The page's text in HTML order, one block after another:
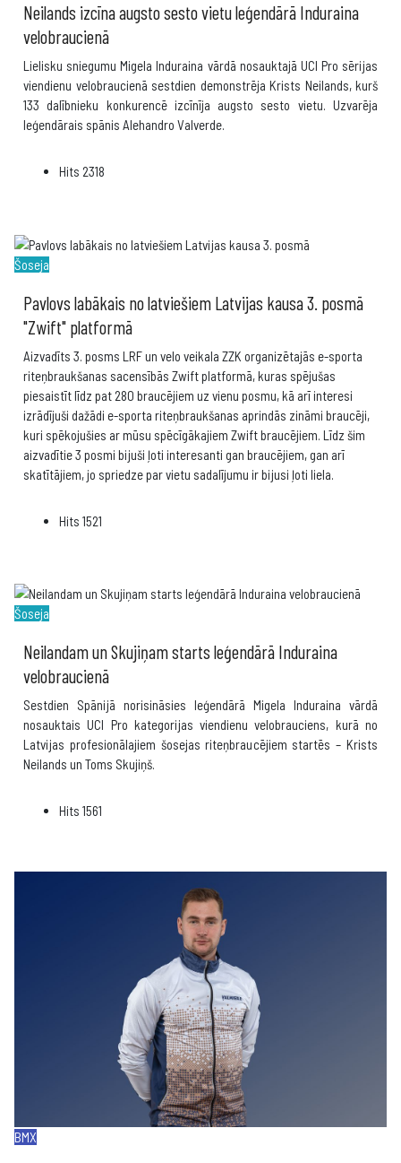
Neilands izcīna augsto sesto vietu leģendārā Induraina
velobraucienā
Lielisku sniegumu Migela Induraina vārdā nosauktajā UCI Pro sērijas
viendienu velobraucienā sestdien demonstrēja Krists Neilands, kurš
133 dalībnieku konkurencē izcīnīja augsto sesto vietu. Uzvarēja
leģendārais spānis Alehandro Valverde.
Hits 2318
Šoseja
Pavlovs labākais no latviešiem Latvijas kausa 3. posmā
"Zwift" platformā
Aizvadīts 3. posms LRF un velo veikala ZZK organizētajās e-sporta
riteņbraukšanas sacensībās Zwift platformā, kuras spējušas
piesaistīt līdz pat 280 braucējiem uz vienu posmu, kā arī interesi
izrādījuši dažādi e-sporta riteņbraukšanas aprindās zināmi braucēji,
kuri spēkojušies ar mūsu spēcīgākajiem Zwift braucējiem. Līdz šim
aizvadītie 3 posmi bijuši ļoti interesanti gan braucējiem, gan arī
skatītājiem, jo spriedze par vietu sadalījumu ir bijusi ļoti liela.
Hits 1521
Šoseja
Neilandam un Skujiņam starts leģendārā Induraina
velobraucienā
Sestdien Spānijā norisināsies leģendārā Migela Induraina vārdā
nosauktais UCI Pro kategorijas viendienu velobrauciens, kurā no
Latvijas profesionālajiem šosejas riteņbraucējiem startēs – Krists
Neilands un Toms Skujiņš.
Hits 1561
BMX